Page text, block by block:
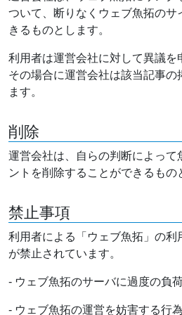
ついて、断りなくウェブ魚拓のサ
きるものとします。
利用者は運営会社に対して異議を
その場合に運営会社は該当記事の
ます。
削除
運営会社は、自らの判断によって
ントを削除することができるもの
禁止事項
利用者による「ウェブ魚拓」の利
が禁止されています。
- ウェブ魚拓のサーバに過度の負
- ウェブ魚拓の運営を妨害する行